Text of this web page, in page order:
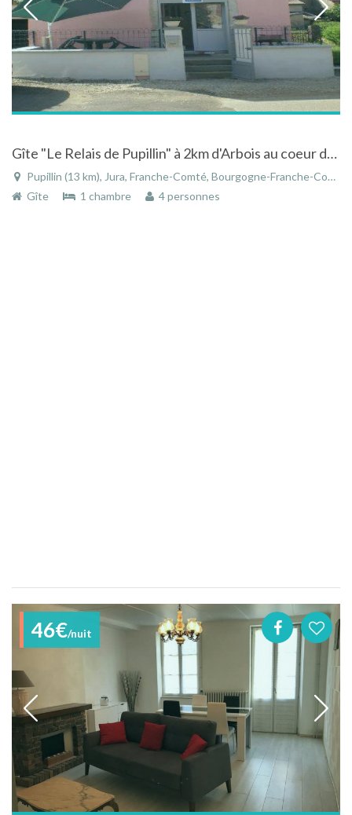
Gîte "Le Relais de Pupillin" à 2km d'Arbois au coeur du vignoble Jurassien
Pupillin (13 km), Jura, Franche-Comté, Bourgogne-Franche-Comté, France
Gîte
1 chambre 4 personnes
46€/nuit